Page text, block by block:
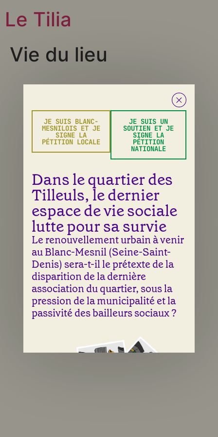
Le Tilia
Vie du lieu
JE SUIS BLANC-
MESNILOIS ET JE
SIGNE LA
PÉTITION LOCALE
JE SUIS UN
SOUTIEN ET JE
SIGNE LA
PÉTITION
NATIONALE
Dans le quartier des
Tilleuls, le dernier
espace de vie sociale
lutte pour sa survie
Le renouvellement urbain à venir
au Blanc-Mesnil (Seine-Saint-
Denis) sera-t-il le prétexte de la
disparition de la dernière
association du quartier, sous la
pression de la municipalité et la
passivité des bailleurs sociaux ?